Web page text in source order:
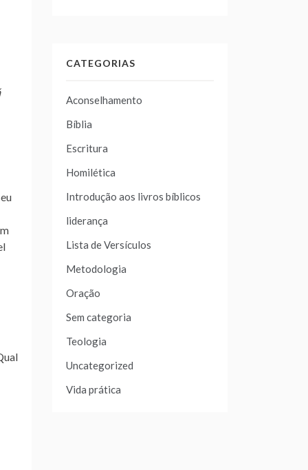
CATEGORIAS
Aconselhamento
Bíblia
Escritura
Homilética
Introdução aos livros bíblicos
liderança
Lista de Versículos
Metodologia
Oração
Sem categoria
Teologia
Uncategorized
Vida prática